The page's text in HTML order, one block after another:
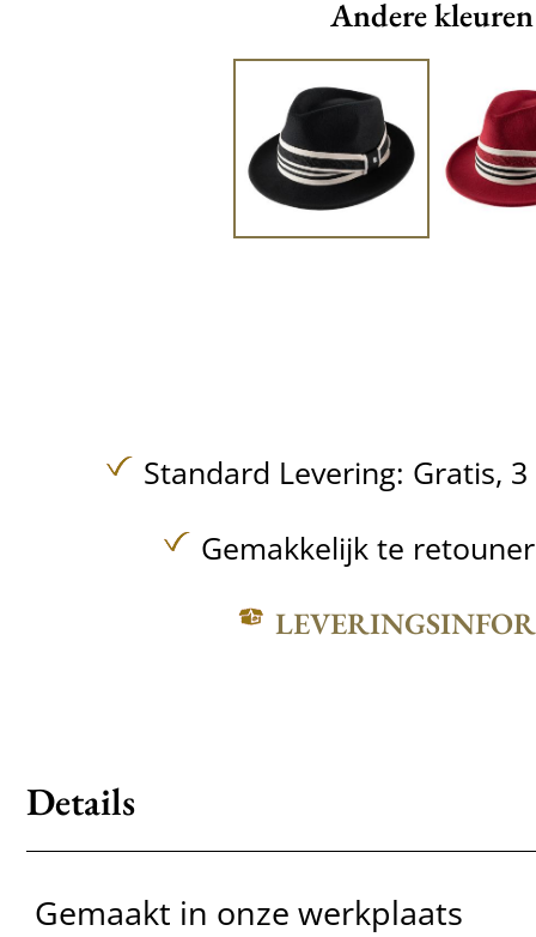
Andere kleuren
Standard Levering: Gratis,
Gemakkelijk te
Details
Gemaakt in onze werkplaats